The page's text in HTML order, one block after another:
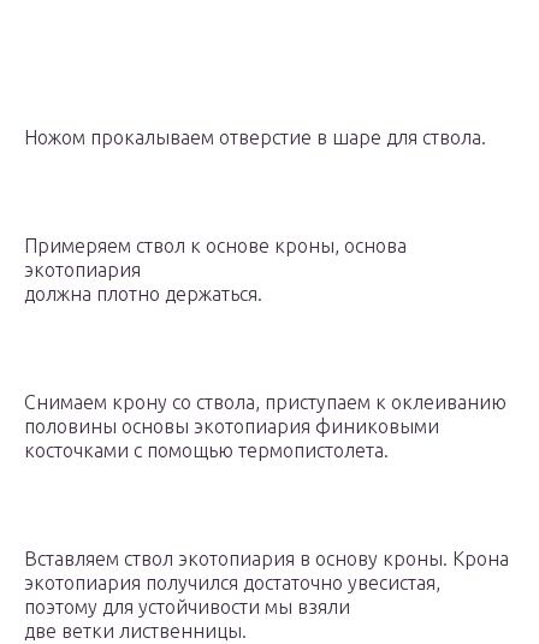
Ножом прокалываем отверстие в шаре для ствола.
Примеряем ствол к основе кроны, основа
экотопиария
должна плотно держаться.
Снимаем крону со ствола, приступаем к оклеиванию
половины основы экотопиария финиковыми
косточками с помощью термопистолета.
Вставляем ствол экотопиария в основу кроны. Крона
экотопиария получился достаточно увесистая,
поэтому для устойчивости мы взяли
две ветки лиственницы.